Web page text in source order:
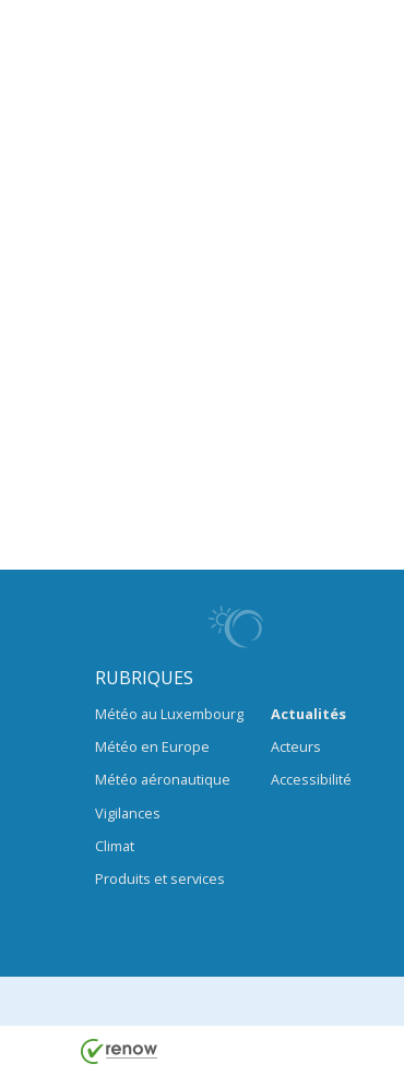
RUBRIQUES
Météo au Luxembourg
Météo en Europe
Météo aéronautique
Vigilances
Climat
Produits et services
Actualités
Acteurs
Accessibilité